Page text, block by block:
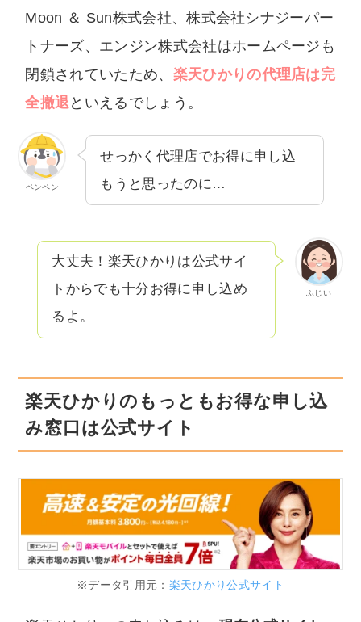
Moon ＆ Sun株式会社、株式会社シナジーパー
トナーズ、エンジン株式会社はホームページも
閉鎖されていたため、 楽天ひかりの代理店は完
全撤退といえるでしょう。
ペンペン
せっかく代理店でお得に申し込
もうと思ったのに…
ふじい
大丈夫！楽天ひかりは公式サイ
トからでも十分お得に申し込め
るよ。
楽天ひかりのもっともお得な申し込
み窓口は公式サイト
※データ引用元： 楽天ひかり公式サイト